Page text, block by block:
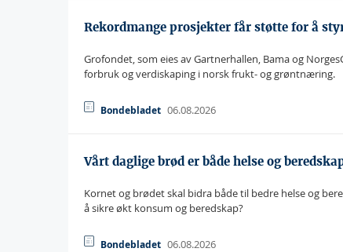
Rekordmange prosjekter får støtte for å
Grofondet, som eies av Gartnerhallen, Bama og
forbruk og verdiskaping i norsk frukt- og grøntnæring.
Bondebladet 06.08.2026
Vårt daglige brød er både helse og
Kornet og brødet skal bidra både til bedre helse og
å sikre økt konsum og beredskap?
Bondebladet 06.08.2026